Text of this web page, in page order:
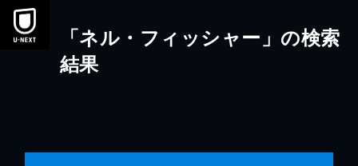
本文へスキップ
「ネル・フィッシャー」の検索
結果